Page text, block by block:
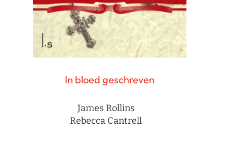
In bloed geschreven
James Rollins
Rebecca Cantrell